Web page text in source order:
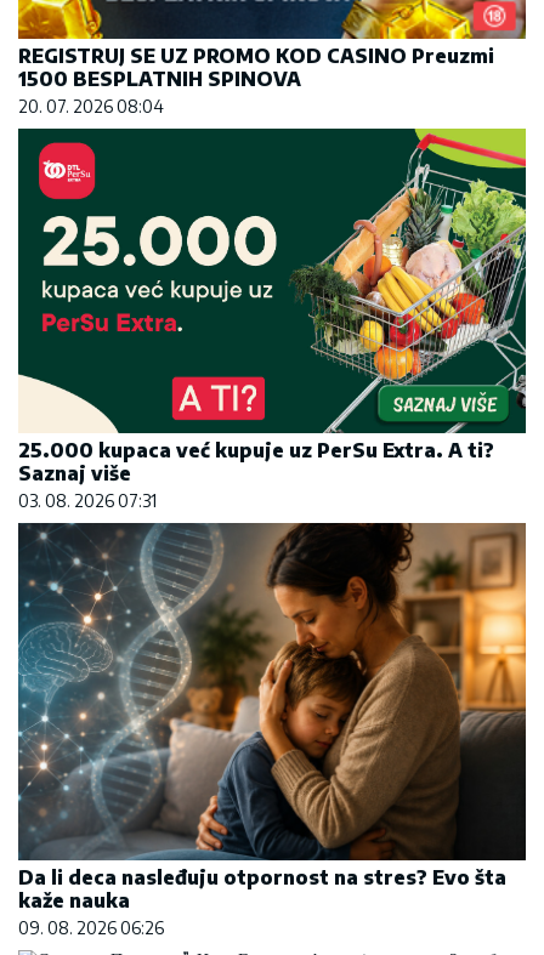
REGISTRUJ SE UZ PROMO KOD CASINO Preuzmi
1500 BESPLATNIH SPINOVA
20. 07. 2026 08:04
25.000 kupaca već kupuje uz PerSu Extra. A ti?
Saznaj više
03. 08. 2026 07:31
Da li deca nasleđuju otpornost na stres? Evo šta
kaže nauka
09. 08. 2026 06:26